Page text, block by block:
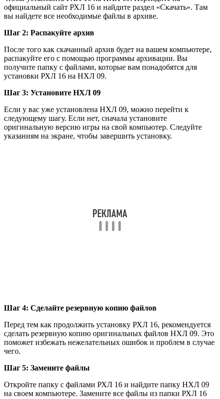
официальный сайт РХЛ 16 и найдите раздел «Скачать». Там
вы найдете все необходимые файлы в архиве.
Шаг 2: Распакуйте архив
После того как скачанный архив будет на вашем компьютере,
распакуйте его с помощью программы архивации. Вы
получите папку с файлами, которые вам понадобятся для
установки РХЛ 16 на НХЛ 09.
Шаг 3: Установите НХЛ 09
Если у вас уже установлена НХЛ 09, можно перейти к
следующему шагу. Если нет, сначала установите
оригинальную версию игры на свой компьютер. Следуйте
указаниям на экране, чтобы завершить установку.
Шаг 4: Сделайте резервную копию файлов
Перед тем как продолжить установку РХЛ 16, рекомендуется
сделать резервную копию оригинальных файлов НХЛ 09. Это
поможет избежать нежелательных ошибок и проблем в случае
чего.
Шаг 5: Замените файлы
Откройте папку с файлами РХЛ 16 и найдите папку НХЛ 09
на своем компьютере. Замените все файлы из папки РХЛ 16